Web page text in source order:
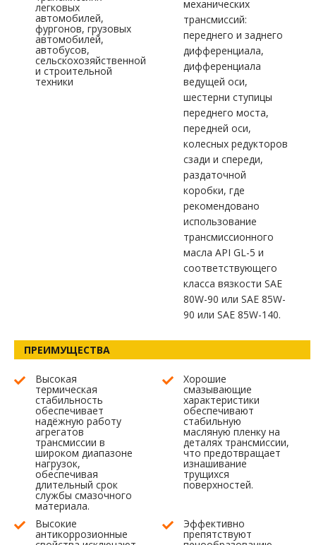
легковых
автомобилей,
фургонов, грузовых
автомобилей,
автобусов,
сельскохозяйственной
и строительной
техники
механических
трансмиссий:
переднего и заднего
дифференциала,
дифференциала
ведущей оси,
шестерни ступицы
переднего моста,
передней оси,
колесных редукторов
сзади и спереди,
раздаточной
коробки, где
рекомендовано
использование
трансмиссионного
масла API GL-5 и
соответствующего
класса вязкости SAE
80W-90 или SAE 85W-
90 или SAE 85W-140.
ПРЕИМУЩЕСТВА
Высокая
термическая
стабильность
обеспечивает
надёжную работу
агрегатов
трансмиссии в
широком диапазоне
нагрузок,
обеспечивая
длительный срок
службы смазочного
материала.
Хорошие
смазывающие
характеристики
обеспечивают
стабильную
масляную пленку на
деталях трансмиссии,
что предотвращает
изнашивание
трущихся
поверхностей.
Высокие
антикоррозионные
Эффективно
препятствуют